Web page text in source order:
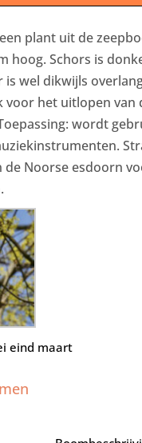
plant uit de
hoog. Schors is
wel dikwijls
voor het uitlopen van
wordt
Noorse esdoorn
eind maart